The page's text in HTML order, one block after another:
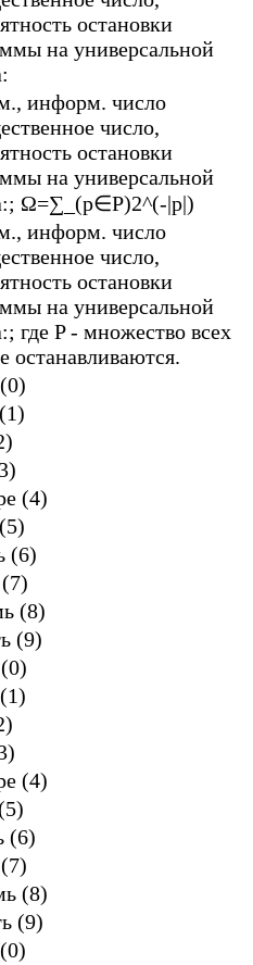
остановки
на универсальной
информ. число
число,
остановки
на универсальной
Ω=∑_(p∈P)2^(-|p|)
информ. число
число,
остановки
на универсальной
где P - множество всех
останавливаются.
(4)
(6)
(8)
(9)
(4)
(6)
(8)
(9)